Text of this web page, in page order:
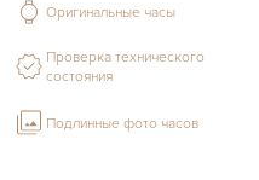
Оригинальные часы
Проверка технического
состояния
Подлинные фото часов